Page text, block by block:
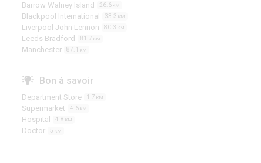
Barrow Walney Island 26.6 KM
Blackpool International 33.3 KM
Liverpool John Lennon 80.3 KM
Leeds Bradford 81.7 KM
Manchester 87.1 KM
Bon à savoir
Department Store 1.7 KM
Supermarket 4.6 KM
Hospital 4.8 KM
Doctor 5 KM